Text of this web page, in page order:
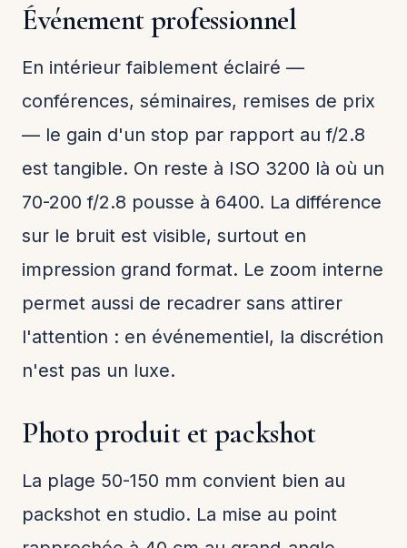
Événement professionnel
En intérieur faiblement éclairé —
conférences, séminaires, remises de prix
— le gain d'un stop par rapport au f/2.8
est tangible. On reste à ISO 3200 là où un
70-200 f/2.8 pousse à 6400. La différence
sur le bruit est visible, surtout en
impression grand format. Le zoom interne
permet aussi de recadrer sans attirer
l'attention : en événementiel, la discrétion
n'est pas un luxe.
Photo produit et packshot
La plage 50-150 mm convient bien au
packshot en studio. La mise au point